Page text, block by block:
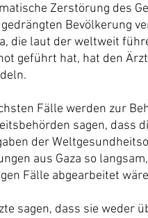
Zerstörung des
Bevölkerung
die laut der weltweit
geführt hat, hat den
Fälle werden zur
sagen, dass
der
aus Gaza so
Fälle abgearbeitet
sagen, dass sie weder